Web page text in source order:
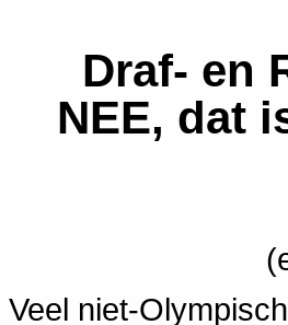
Draf- en
NEE, dat
Veel niet-